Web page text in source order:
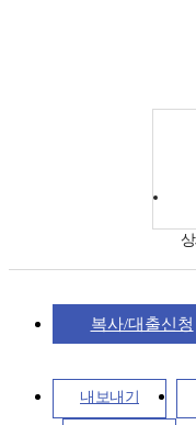
복사/대출신청
내보내기